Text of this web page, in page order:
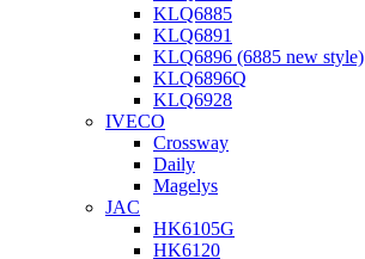
KLQ6885
KLQ6891
KLQ6896 (6885 new style)
KLQ6896Q
KLQ6928
IVECO
Crossway
Daily
Magelys
JAC
HK6105G
HK6120